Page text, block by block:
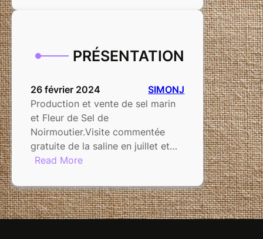
PRÉSENTATION
26 février 2024
SIMONJ
Production et vente de sel marin
et Fleur de Sel de
Noirmoutier.Visite commentée
gratuite de la saline en juillet et…
Read More: